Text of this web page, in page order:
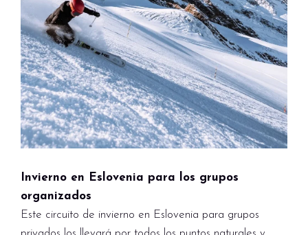
Invierno en Eslovenia para los grupos
organizados
Este circuito de invierno en Eslovenia para grupos